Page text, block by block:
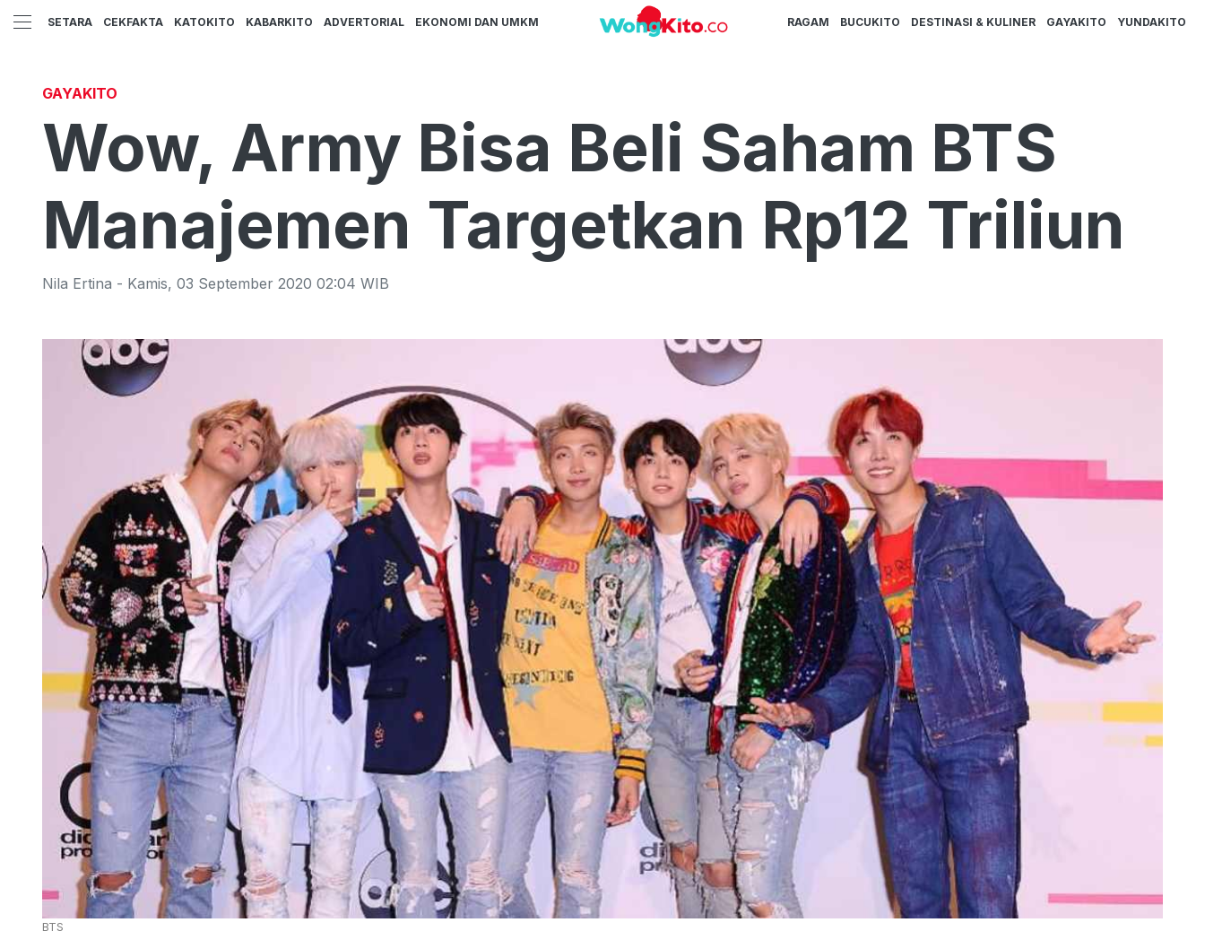
SETARA CEKFAKTA KATOKITO KABARKITO ADVERTORIAL EKONOMI DAN UMKM RAGAM BUCUKITO DESTINASI & KULINER GAYAKITO YUNDAKITO
GAYAKITO
Wow, Army Bisa Beli Saham BTS
Manajemen Targetkan Rp12 Triliun
Nila Ertina - Kamis, 03 September 2020 02:04 WIB
BTS